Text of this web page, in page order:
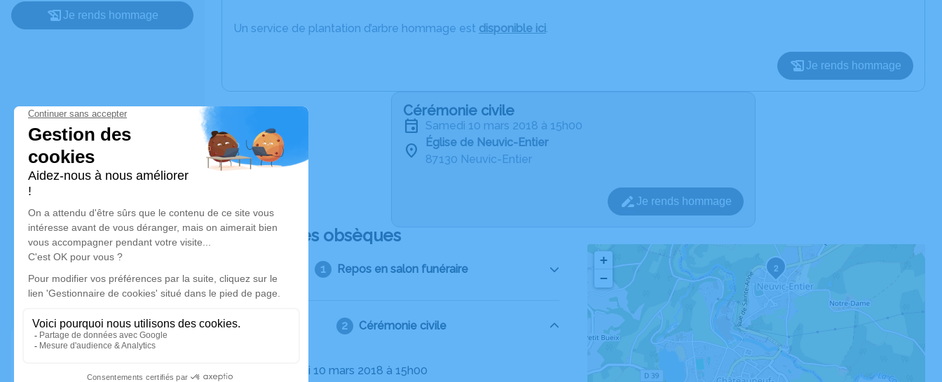
Je rends hommage
Un service de plantation d’arbre hommage est disponible ici.
Je rends hommage
Cérémonie civile
samedi 10 mars 2018 à 15h00
Église de Neuvic-Entier
87130 Neuvic-Entier
Je rends hommage
Déroulé des obsèques
Repos en salon funéraire
Cérémonie civile
Le samedi 10 mars 2018 à 15h00
2
+
−